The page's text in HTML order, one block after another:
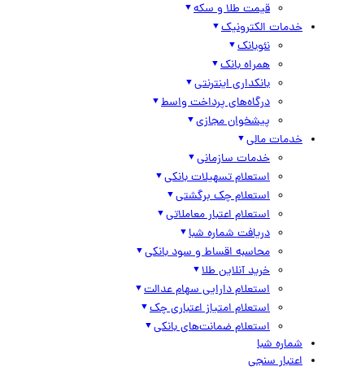
قیمت طلا و سکه
خدمات الکترونیک
نئوبانک
همراه بانک
بانکداری اینترنتی
درگاه‌های پرداخت واسط
پیشخوان مجازی
خدمات مالی
خدمات سازمانی
استعلام تسهیلات بانکی
استعلام چک برگشتی
استعلام اعتبار معاملاتی
دریافت شماره شبا
محاسبه اقساط و سود بانکی
خرید آنلاین طلا
استعلام دارایی سهام عدالت
استعلام امتیاز اعتباری چک
استعلام ضمانت‌های بانکی
شماره شبا
اعتبار سنجی